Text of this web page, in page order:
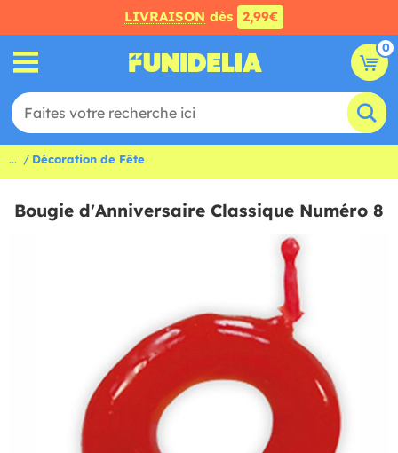
LIVRAISON dès 2,99€
0
... Décoration de Fête
Bougie d'Anniversaire Classique Numéro 8